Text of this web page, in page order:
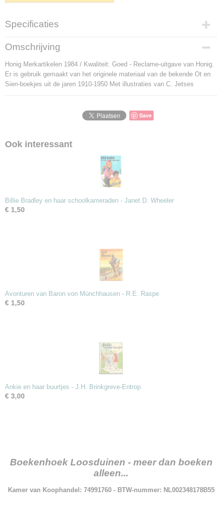
Specificaties
Productcode
P-803295
Bruto gewicht
30,00 g
Omschrijving
Honig Merkartikelen 1984 / Kwaliteit: Goed - Reclame-uitgave van Honig.
Er is gebruik gemaakt van het originele materiaal van de bekende Ot en
Sien-boekjes uit de jaren 1910-1950 Met illustraties van C. Jetses
Save
Ook interessant
Billie Bradley en haar schoolkameraden - Janet D. Wheeler
€ 1,50
Avonturen van Baron von Münchhausen - R.E. Raspe
€ 1,50
Ankie en haar buurtjes - J.H. Brinkgreve-Entrop
€ 3,00
Boekenhoek Loosduinen - meer dan boeken
alleen...
Kamer van Koophandel: 74991760 - BTW-nummer: NL002348178B55